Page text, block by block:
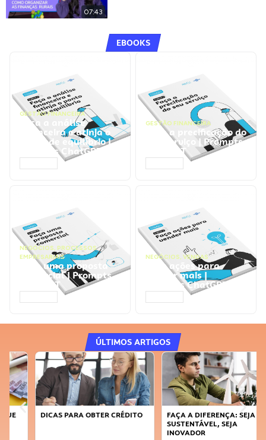
07:43
EBOOKS
GESTÃO FINANCEIRA
Faça a análise
financeira e atinja o
ponto de equilíbrio |
Prompts ChatGPT
GESTÃO FINANCEIRA
Faça a precificação do
seu serviço | Prompts
ChatGPT
NEGÓCIOS, PROCESSOS
EMPRESARIAIS
Faça uma proposta
comercial | Prompts
ChatGPT
NEGÓCIOS, VENDAS
Faça ações para
vender mais |
Prompts ChatGPT
ÚLTIMOS ARTIGOS
DICAS PARA OBTER CRÉDITO
FAÇA A DIFERENÇA: SEJA
SUSTENTÁVEL, SEJA
INOVADOR